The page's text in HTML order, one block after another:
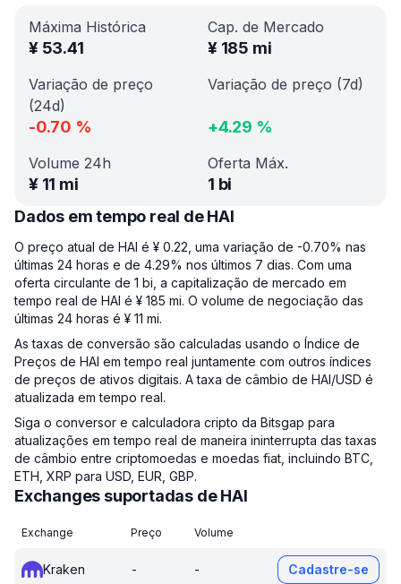
Máxima Histórica
¥ 53.41
Cap. de Mercado
¥ 185 mi
Variação de preço
(24d)
-0.70 %
Variação de preço (7d)
+4.29 %
Volume 24h
¥ 11 mi
Oferta Máx.
1 bi
Dados em tempo real de HAI
O preço atual de HAI é ¥ 0.22, uma variação de -0.70% nas
últimas 24 horas e de 4.29% nos últimos 7 dias. Com uma
oferta circulante de 1 bi, a capitalização de mercado em
tempo real de HAI é ¥ 185 mi. O volume de negociação das
últimas 24 horas é ¥ 11 mi.
As taxas de conversão são calculadas usando o Índice de
Preços de HAI em tempo real juntamente com outros índices
de preços de ativos digitais. A taxa de câmbio de HAI/USD é
atualizada em tempo real.
Siga o conversor e calculadora cripto da Bitsgap para
atualizações em tempo real de maneira ininterrupta das taxas
de câmbio entre criptomoedas e moedas fiat, incluindo BTC,
ETH, XRP para USD, EUR, GBP.
Exchanges suportadas de HAI
Exchange Preço Volume
Kraken - - Cadastre-se